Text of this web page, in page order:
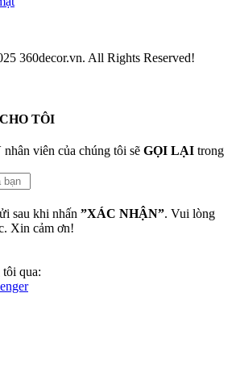
360decor.vn. All Rights Reserved!
TÔI
nhân viên của chúng tôi sẽ GỌI LẠI trong
sau khi nhấn ”XÁC NHẬN”. Vui lòng
Xin cảm ơn!
qua: